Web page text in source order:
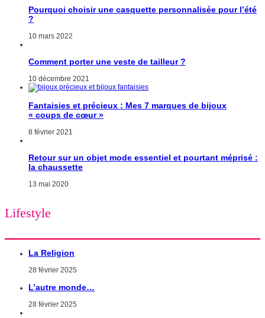
Pourquoi choisir une casquette personnalisée pour l’été
?
10 mars 2022
Comment porter une veste de tailleur ?
10 décembre 2021
Fantaisies et précieux : Mes 7 marques de bijoux
« coups de cœur »
8 février 2021
Retour sur un objet mode essentiel et pourtant méprisé :
la chaussette
13 mai 2020
Lifestyle
La Religion
28 février 2025
L’autre monde…
28 février 2025